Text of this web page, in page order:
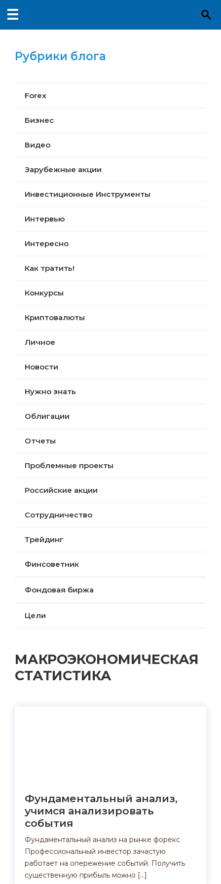
Рубрики блога
Forex
Бизнес
Видео
Зарубежные акции
Инвестиционные Инструменты
Интервью
Интересно
Как тратить!
Конкурсы
Криптовалюты
Личное
Новости
Нужно знать
Облигации
Отчеты
Проблемные проекты
Российские акции
Сотрудничество
Трейдинг
Финсоветник
Фондовая биржа
Цели
МАКРОЭКОНОМИЧЕСКАЯ
СТАТИСТИКА
Фундаментальный анализ,
учимся анализировать
события
Фундаментальный анализ на рынке форекс
Профессиональный инвестор зачастую
работает на опережение событий. Получить
существенную прибыль можно […]